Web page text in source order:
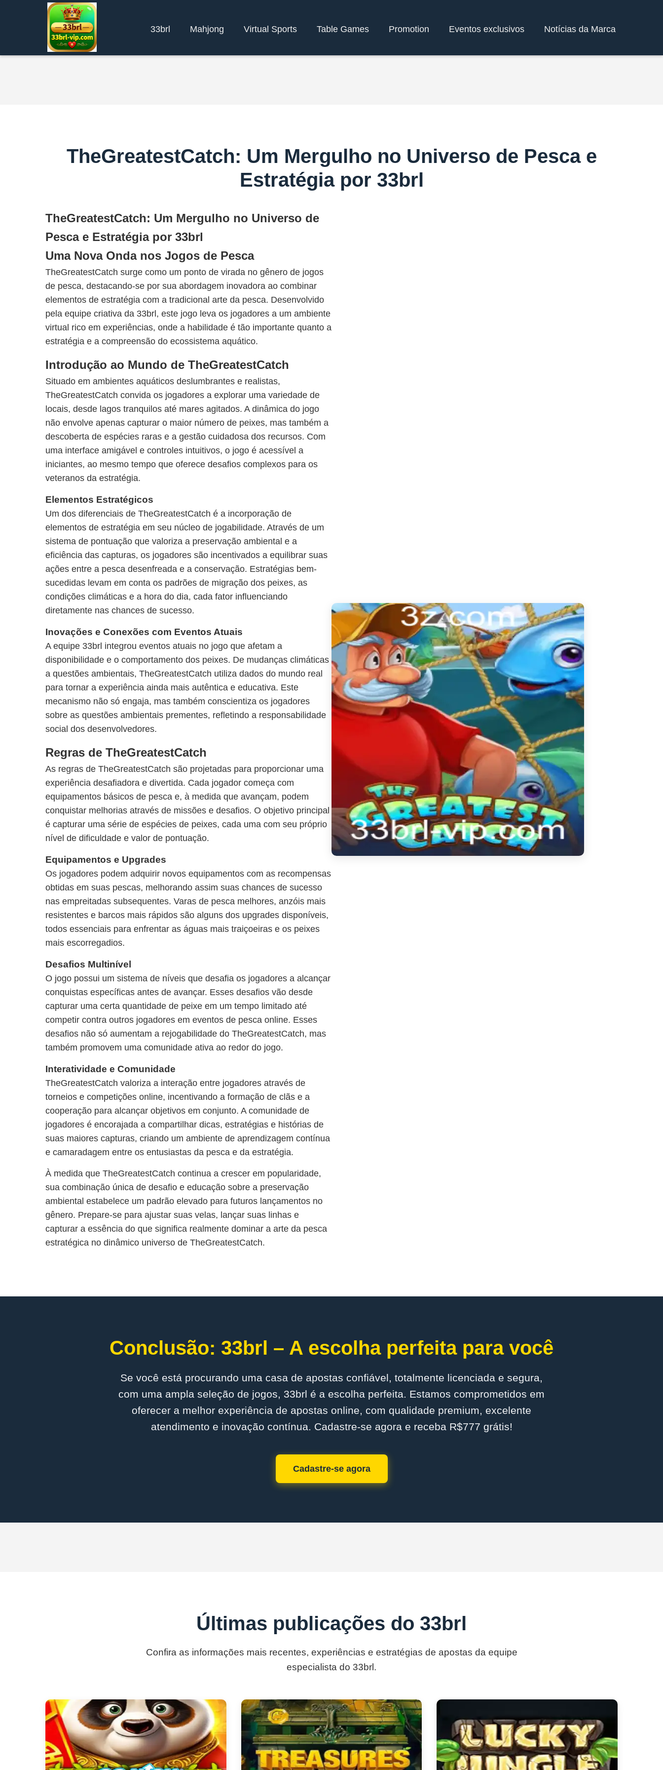
33brl Mahjong Virtual Sports Table Games Promotion Eventos exclusivos Notícias da Marca
TheGreatestCatch: Um Mergulho no Universo de Pesca e
Estratégia por 33brl
TheGreatestCatch: Um Mergulho no Universo de
Pesca e Estratégia por 33brl
Uma Nova Onda nos Jogos de Pesca
TheGreatestCatch surge como um ponto de virada no gênero de jogos
de pesca, destacando-se por sua abordagem inovadora ao combinar
elementos de estratégia com a tradicional arte da pesca. Desenvolvido
pela equipe criativa da 33brl, este jogo leva os jogadores a um ambiente
virtual rico em experiências, onde a habilidade é tão importante quanto a
estratégia e a compreensão do ecossistema aquático.
Introdução ao Mundo de TheGreatestCatch
Situado em ambientes aquáticos deslumbrantes e realistas,
TheGreatestCatch convida os jogadores a explorar uma variedade de
locais, desde lagos tranquilos até mares agitados. A dinâmica do jogo
não envolve apenas capturar o maior número de peixes, mas também a
descoberta de espécies raras e a gestão cuidadosa dos recursos. Com
uma interface amigável e controles intuitivos, o jogo é acessível a
iniciantes, ao mesmo tempo que oferece desafios complexos para os
veteranos da estratégia.
Elementos Estratégicos
Um dos diferenciais de TheGreatestCatch é a incorporação de
elementos de estratégia em seu núcleo de jogabilidade. Através de um
sistema de pontuação que valoriza a preservação ambiental e a
eficiência das capturas, os jogadores são incentivados a equilibrar suas
ações entre a pesca desenfreada e a conservação. Estratégias bem-
sucedidas levam em conta os padrões de migração dos peixes, as
condições climáticas e a hora do dia, cada fator influenciando
diretamente nas chances de sucesso.
Inovações e Conexões com Eventos Atuais
A equipe 33brl integrou eventos atuais no jogo que afetam a
disponibilidade e o comportamento dos peixes. De mudanças climáticas
a questões ambientais, TheGreatestCatch utiliza dados do mundo real
para tornar a experiência ainda mais autêntica e educativa. Este
mecanismo não só engaja, mas também conscientiza os jogadores
sobre as questões ambientais prementes, refletindo a responsabilidade
social dos desenvolvedores.
Regras de TheGreatestCatch
As regras de TheGreatestCatch são projetadas para proporcionar uma
experiência desafiadora e divertida. Cada jogador começa com
equipamentos básicos de pesca e, à medida que avançam, podem
conquistar melhorias através de missões e desafios. O objetivo principal
é capturar uma série de espécies de peixes, cada uma com seu próprio
nível de dificuldade e valor de pontuação.
Equipamentos e Upgrades
Os jogadores podem adquirir novos equipamentos com as recompensas
obtidas em suas pescas, melhorando assim suas chances de sucesso
nas empreitadas subsequentes. Varas de pesca melhores, anzóis mais
resistentes e barcos mais rápidos são alguns dos upgrades disponíveis,
todos essenciais para enfrentar as águas mais traiçoeiras e os peixes
mais escorregadios.
Desafios Multinível
O jogo possui um sistema de níveis que desafia os jogadores a alcançar
conquistas específicas antes de avançar. Esses desafios vão desde
capturar uma certa quantidade de peixe em um tempo limitado até
competir contra outros jogadores em eventos de pesca online. Esses
desafios não só aumentam a rejogabilidade do TheGreatestCatch, mas
também promovem uma comunidade ativa ao redor do jogo.
Interatividade e Comunidade
TheGreatestCatch valoriza a interação entre jogadores através de
torneios e competições online, incentivando a formação de clãs e a
cooperação para alcançar objetivos em conjunto. A comunidade de
jogadores é encorajada a compartilhar dicas, estratégias e histórias de
suas maiores capturas, criando um ambiente de aprendizagem contínua
e camaradagem entre os entusiastas da pesca e da estratégia.
À medida que TheGreatestCatch continua a crescer em popularidade,
sua combinação única de desafio e educação sobre a preservação
ambiental estabelece um padrão elevado para futuros lançamentos no
gênero. Prepare-se para ajustar suas velas, lançar suas linhas e
capturar a essência do que significa realmente dominar a arte da pesca
estratégica no dinâmico universo de TheGreatestCatch.
Conclusão: 33brl – A escolha perfeita para você
Se você está procurando uma casa de apostas confiável, totalmente licenciada e segura,
com uma ampla seleção de jogos, 33brl é a escolha perfeita. Estamos comprometidos em
oferecer a melhor experiência de apostas online, com qualidade premium, excelente
atendimento e inovação contínua. Cadastre-se agora e receba R$777 grátis!
Cadastre-se agora
Últimas publicações do 33brl
Confira as informações mais recentes, experiências e estratégias de apostas da equipe
especialista do 33brl.